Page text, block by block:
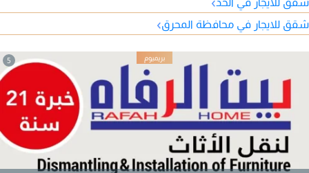
شقق للايجار في محافظة المحرق›
5